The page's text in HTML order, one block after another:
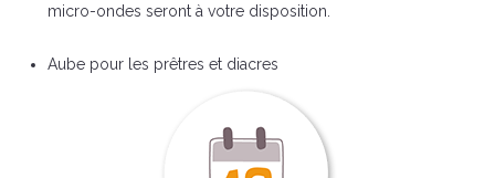
micro-ondes seront à votre disposition.
Aube pour les prêtres et diacres